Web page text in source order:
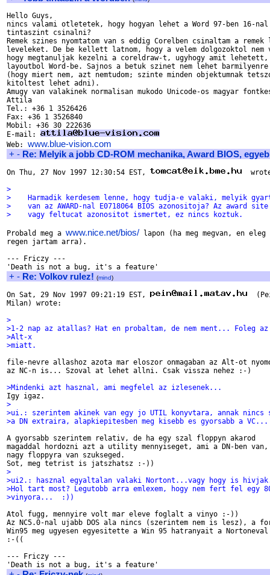
Hello Guys,
nincs valami otletetek, hogy hogyan lehet a Word 97-ben 16-
tintaszint csinalni?
Remek szines nyomtatom van s eddig Corelben csinaltam a remek
leveleket. De be kellett latnom, hogy a velem dolgozoktol nem
hogy megtanuljak kezelni a coreldraw-t, ugyhogy amit
layoutbol Word-be. Sajnos a betuk szinet nem lehet
(hogy miert nem, azt nemtudom; szinte minden objektumnak
kitoltest lehet adni).
Amugy van valakinek normalisan mukodo Unicode-os magyar
Attila
Tel.: +36 1 3526426
Fax: +36 1 3526840
Mobil: +36 30 222636
E-mail:
Web: www.blue-vision.com
+ - Re: Melyik a jobb CD-ROM mechanika, Award BIOS,
On Thu, 27 Nov 1997 12:30:54 EST,
>
>    Harmadik kerdesem lenne, hogy tudja-e valaki, melyik
>    van az AWARD-nal E0718064 BIOS azonositoja? Az award
>    vagy feltucat azonositot ismertet, ez nincs koztuk.
Probald meg a www.nice.net/bios/ lapon (ha meg megvan, en eleg
regen jartam arra).
--- Friczy ---
+ - Re: Volkov rulez! (mind)
On Sat, 29 Nov 1997 09:21:19 EST,
Milan) wrote:
>
>1-2 nap az atallas? Hat en probaltam, de nem ment... Foleg
>Alt-x
>miatt.
file-nevre allashoz azota mar eloszor onmagaban az Alt-ot
az NC-n is... Szoval at lehet allni. Csak vissza nehez :-)
>Mindenki azt hasznal, ami megfelel az izlesenek...
>
>ui.: szerintem akinek van egy jo UTIL konyvtara, annak nincs
>a DN extraira, alapkiepitesben meg kisebb es gyorsabb a VC...
A gyorsabb szerintem relativ, de ha egy szal floppyn akarod
magaddal hordozni azt a utility mennyiseget, ami a DN-ben
nagy floppyra van szukseged.
>
>ui2.: hasznal egyaltalan valaki Nortont...vagy hogy is
>Hol tart most? Legutobb arra emlexem, hogy nem fert fel egy 80
>vinyora...  :))
Atol fugg, mennyire volt mar eleve foglalt a vinyo :-))
Az NC5.0-nal ujabb DOS ala nincs (szerintem nem is lesz), a
Win95 meg ugyesen egyesitette a Win 95 hatranyait a Nortoneval
:-((
--- Friczy ---